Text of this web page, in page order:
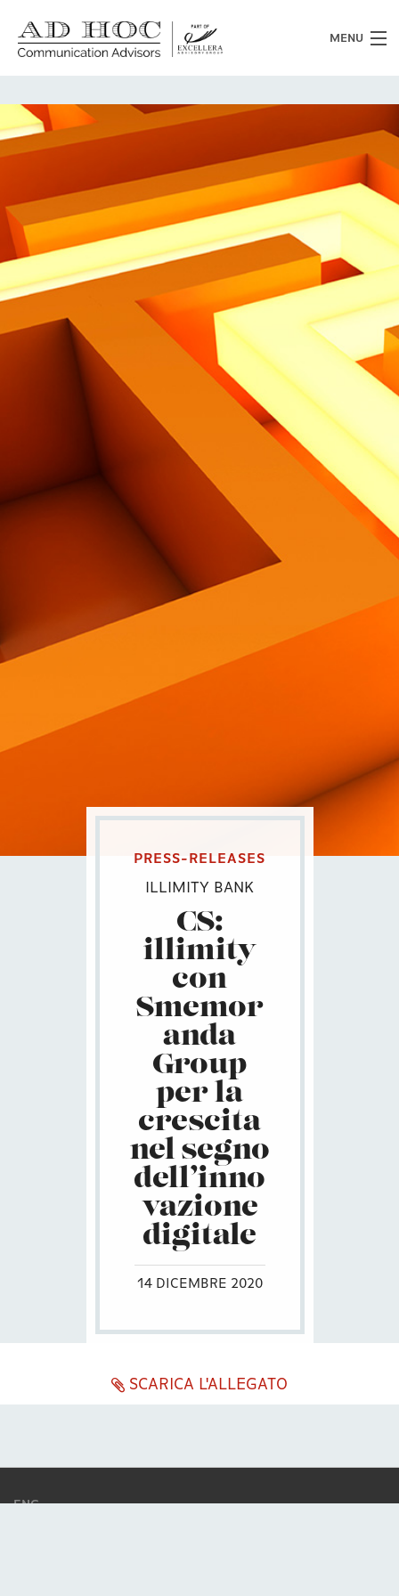
MENU
Chi siamo
Cosa facciamo
News
Clienti
Heritage
Lavora con noi
Contatti
PRESS-RELEASES
ILLIMITY BANK
CS:
illimity
con
Smemor
anda
Group
per la
crescita
nel segno
dell’inno
vazione
digitale
14 DICEMBRE 2020
SCARICA L'ALLEGATO
ENG